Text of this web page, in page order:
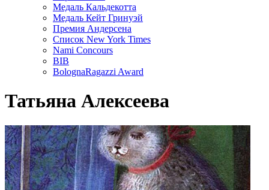
Медаль Кальдекотта
Медаль Кейт Гринуэй
Премия Андерсена
Список New York Times
Nami Concours
BIB
BolognaRagazzi Award
Татьяна Алексеева